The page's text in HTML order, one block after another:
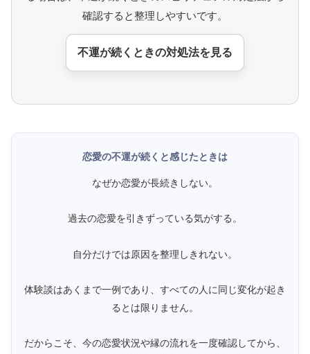
確認すると整理しやすいです。
不運が続くときの対処法を見る
恋愛の不運が続くと感じたときは
なぜか恋愛が長続きしない。
過去の恋愛を引きずっている気がする。
自分だけでは原因を整理しきれない。
体験談はあくまで一例であり、すべての人に同じ変化が起き
るとは限りません。
だからこそ、今の恋愛状況や縁の流れを一度確認してから、